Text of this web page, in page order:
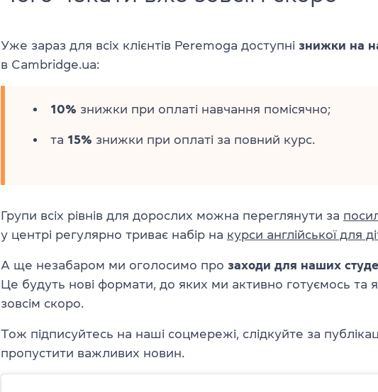
Уже зараз для всіх клієнтів Peremoga доступні знижки на
в Cambridge.ua:
10% знижки при оплаті навчання помісячно;
та 15% знижки при оплаті за повний курс.
Групи всіх рівнів для дорослих можна переглянути за
у центрі регулярно триває набір на курси англійської для
А ще незабаром ми оголосимо про заходи для наших
Це будуть нові формати, до яких ми активно готуємось та
зовсім скоро.
Тож підписуйтесь на наші соцмережі, слідкуйте за
пропустити важливих новин.